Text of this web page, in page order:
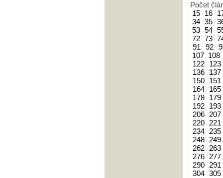
Počet
15 16
34 35
53 54
72 73
91
92
107 108
122
123
136
137
150
151
164
165
178
179
192
193
206 207
220
221
234
235
248
249
262
263
276
277
290
291
304 305